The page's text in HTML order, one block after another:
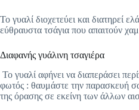
Το γυαλί διοχετεύει και διατηρεί
εύθραυστα τσάγια που απαιτούν
Διαφανής γυάλινη τσαγιέρα
Το γυαλί αφήνει να διαπεράσει
φωτός : θαυμάστε την παρασκευή
της όρασης σε εκείνη των άλλων